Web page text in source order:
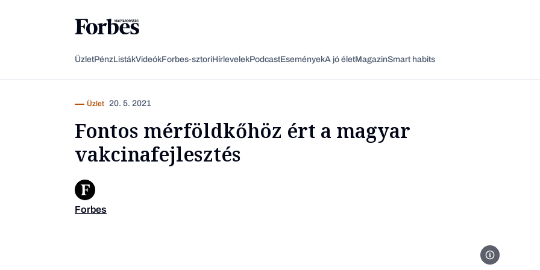
ÜzletPénzListákVideókForbes-sztoriHírlevelekPodcastEseményekA jó életMagazinSmart habits
Jakab Ferenc,
Üzlet 20. 5. 2021
Fontos mérföldkőhöz ért a magyar
vakcinafejlesztés
Forbes